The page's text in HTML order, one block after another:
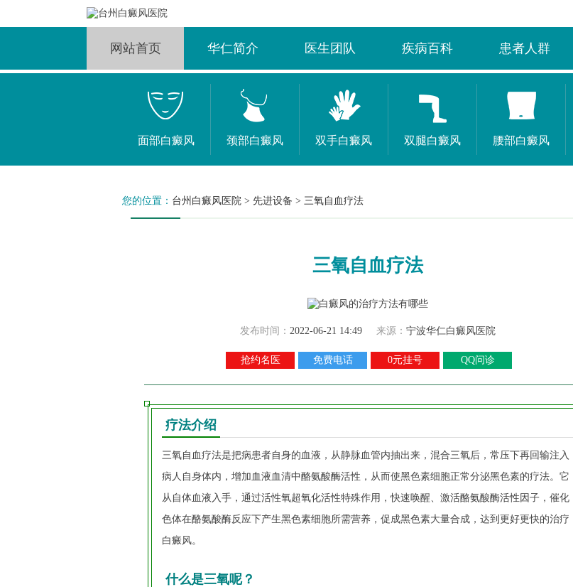
网站首页 华仁简介 医生团队 疾病百科 患者人群
面部白癜风 颈部白癜风 双手白癜风 双腿白癜风 腰部白癜风
您的位置： 台州白癜风医院 > 先进设备 > 三氧自血疗法
三氧自血疗法
发布时间： 2022-06-21 14:49 来源： 宁波华仁白癜风医院
抢约名医 免费电话 0元挂号 QQ问诊
疗法介绍
三氧自血疗法是把病患者自身的血液，从静脉血管内抽出来，混合三氧后，常压下再回输注入
病人自身体内，增加血液血清中酪氨酸酶活性，从而使黑色素细胞正常分泌黑色素的疗法。它
从自体血液入手，通过活性氧超氧化活性特殊作用，快速唤醒、激活酪氨酸酶活性因子，催化
色体在酪氨酸酶反应下产生黑色素细胞所需营养，促成黑色素大量合成，达到更好更快的治疗
白癜风。
什么是三氧呢？